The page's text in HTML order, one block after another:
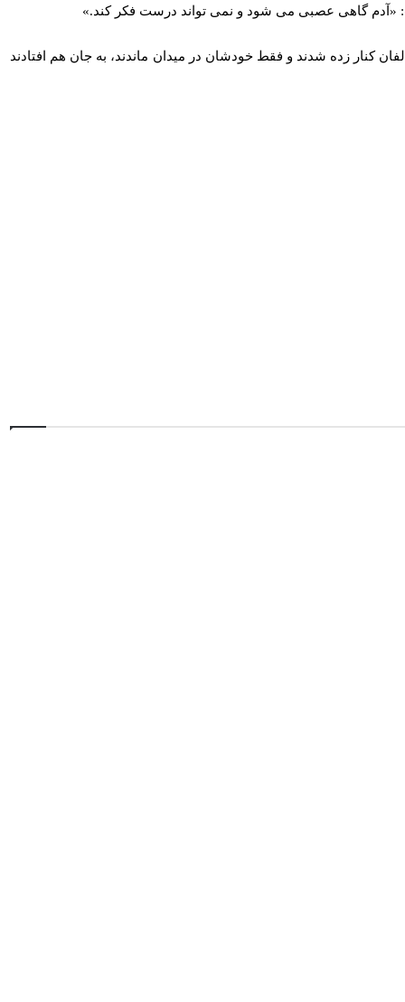
«آدم گاهی عصبی می شود و نمی تواند درست فکر کند.»
کنار زده شدند و فقط خودشان در میدان ماندند، به جان هم افتادند